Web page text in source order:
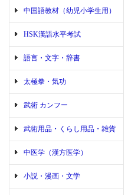
中国語教材（幼児小学生用）
HSK漢語水平考試
語言・文字・辞書
太極拳・気功
武術 カンフー
武術用品・くらし用品・雑貨
中医学（漢方医学）
小説・漫画・文学